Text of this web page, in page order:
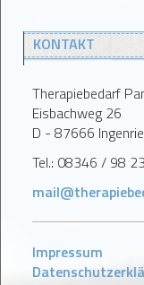
KONTAKT
Therapiebedarf
Eisbachweg 26
D - 87666
Tel.: 08346 / 98
Impressum